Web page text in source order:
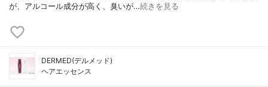
が、アルコール成分が高く、臭いが…続きを見る
DERMED(デルメッド)
ヘアエッセンス